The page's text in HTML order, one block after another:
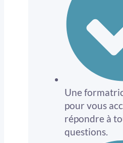
Une
pour vous
répondre à
questions.